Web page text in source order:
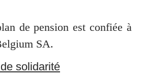
de pension est confiée à
SA.
solidarité